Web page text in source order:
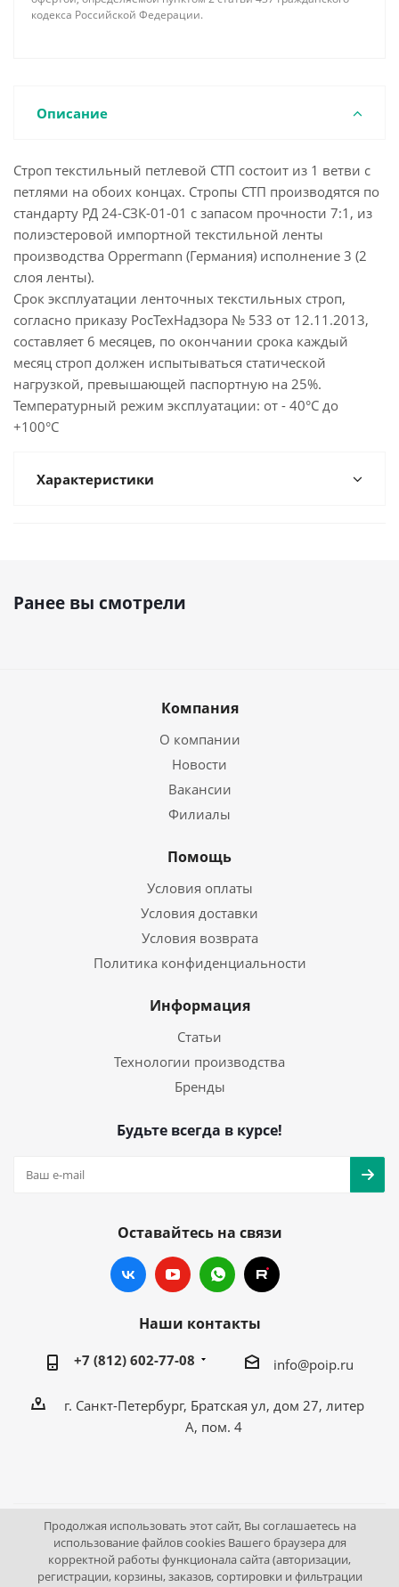
кодекса Российской Федерации.
Описание
Строп текстильный петлевой СТП состоит из 1 ветви с
петлями на обоих концах. Стропы СТП производятся по
стандарту РД 24-СЗК-01-01 с запасом прочности 7:1, из
полиэстеровой импортной текстильной ленты
производства Oppermann (Германия) исполнение 3 (2
слоя ленты).
Срок эксплуатации ленточных текстильных строп,
согласно приказу РосТехНадзора № 533 от 12.11.2013,
составляет 6 месяцев, по окончании срока каждый
месяц строп должен испытываться статической
нагрузкой, превышающей паспортную на 25%.
Температурный режим эксплуатации: от - 40°С до
+100°С
Характеристики
Ранее вы смотрели
Компания
О компании
Новости
Вакансии
Филиалы
Помощь
Условия оплаты
Условия доставки
Условия возврата
Политика конфиденциальности
Информация
Статьи
Технологии производства
Бренды
Будьте всегда в курсе!
Оставайтесь на связи
Наши контакты
+7 (812) 602-77-08 info@poip.ru
г. Санкт-Петербург, Братская ул, дом 27, литер
А, пом. 4
2009 - 2026 © Промышленное оборудование Интернет
портал.
Продолжая использовать этот сайт, Вы соглашаетесь на
использование файлов cookies Вашего браузера для
корректной работы функционала сайта (авторизации,
регистрации, корзины, заказов, сортировки и фильтрации